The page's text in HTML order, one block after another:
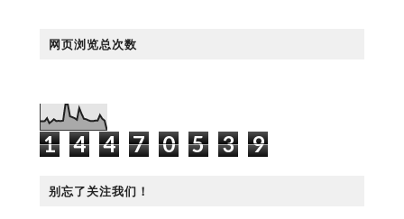
网页浏览总次数
1 4 4 7 0 5 3 9
别忘了关注我们！